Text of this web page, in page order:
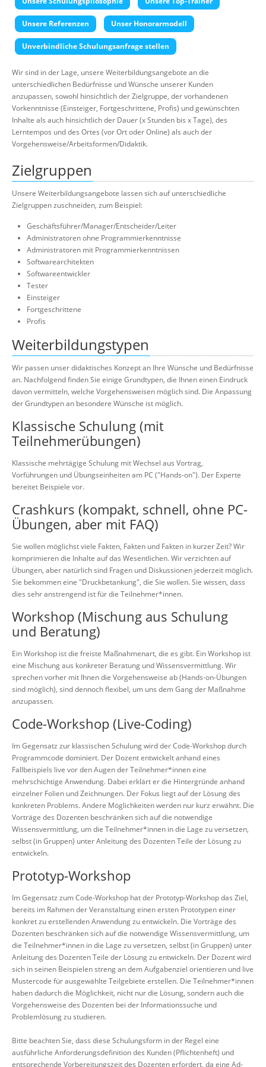
Über uns
Suche
Unsere Referenzen Unser Honorarmodell
Unverbindliche Schulungsanfrage stellen
Wir sind in der Lage, unsere Weiterbildungsangebote an die
unterschiedlichen Bedürfnisse und Wünsche unserer Kunden
anzupassen, sowohl hinsichtlich der Zielgruppe, der vorhandenen
Vorkenntnisse (Einsteiger, Fortgeschrittene, Profis) und gewünschten
Inhalte als auch hinsichtlich der Dauer (x Stunden bis x Tage), des
Lerntempos und des Ortes (vor Ort oder Online) als auch der
Vorgehensweise/Arbeitsformen/Didaktik.
Zielgruppen
Unsere Weiterbildungsangebote lassen sich auf unterschiedliche
Zielgruppen zuschneiden, zum Beispiel:
Geschäftsführer/Manager/Entscheider/Leiter
Administratoren ohne Programmierkenntnisse
Administratoren mit Programmierkenntnissen
Softwarearchitekten
Softwareentwickler
Tester
Einsteiger
Fortgeschrittene
Profis
Weiterbildungstypen
Wir passen unser didaktisches Konzept an Ihre Wünsche und Bedürfnisse
an. Nachfolgend finden Sie einige Grundtypen, die Ihnen einen Eindruck
davon vermitteln, welche Vorgehensweisen möglich sind. Die Anpassung
der Grundtypen an besondere Wünsche ist möglich.
Klassische Schulung (mit
Teilnehmerübungen)
Klassische mehrtägige Schulung mit Wechsel aus Vortrag,
Vorführungen und Übungseinheiten am PC ("Hands-on"). Der Experte
bereitet Beispiele vor.
Crashkurs (kompakt, schnell, ohne PC-
Übungen, aber mit FAQ)
Sie wollen möglichst viele Fakten, Fakten und Fakten in kurzer Zeit? Wir
komprimieren die Inhalte auf das Wesentlichen. Wir verzichten auf
Übungen, aber natürlich sind Fragen und Diskussionen jederzeit möglich.
Sie bekommen eine "Druckbetankung", die Sie wollen. Sie wissen, dass
dies sehr anstrengend ist für die Teilnehmer*innen.
Workshop (Mischung aus Schulung
und Beratung)
Ein Workshop ist die freiste Maßnahmenart, die es gibt. Ein Workshop ist
eine Mischung aus konkreter Beratung und Wissensvermittlung. Wir
sprechen vorher mit Ihnen die Vorgehensweise ab (Hands-on-Übungen
sind möglich), sind dennoch flexibel, um uns dem Gang der Maßnahme
anzupassen.
Code-Workshop (Live-Coding)
Im Gegensatz zur klassischen Schulung wird der Code-Workshop durch
Programmcode dominiert. Der Dozent entwickelt anhand eines
Fallbeispiels live vor den Augen der Teilnehmer*innen eine
mehrschichtige Anwendung. Dabei erklärt er die Hintergründe anhand
einzelner Folien und Zeichnungen. Der Fokus liegt auf der Lösung des
konkreten Problems. Andere Möglichkeiten werden nur kurz erwähnt. Die
Vorträge des Dozenten beschränken sich auf die notwendige
Wissensvermittlung, um die Teilnehmer*innen in die Lage zu versetzen,
selbst (in Gruppen) unter Anleitung des Dozenten Teile der Lösung zu
entwickeln.
Prototyp-Workshop
Im Gegensatz zum Code-Workshop hat der Prototyp-Workshop das Ziel,
bereits im Rahmen der Veranstaltung einen ersten Prototypen einer
konkret zu erstellenden Anwendung zu entwickeln. Die Vorträge des
Dozenten beschränken sich auf die notwendige Wissensvermittlung, um
die Teilnehmer*innen in die Lage zu versetzen, selbst (in Gruppen) unter
Anleitung des Dozenten Teile der Lösung zu entwickeln. Der Dozent wird
sich in seinen Beispielen streng an dem Aufgabenziel orientieren und live
Mustercode für ausgewählte Teilgebiete erstellen. Die Teilnehmer*innen
haben dadurch die Möglichkeit, nicht nur die Lösung, sondern auch die
Vorgehensweise des Dozenten bei der Informationssuche und
Problemlösung zu studieren.
Bitte beachten Sie, dass diese Schulungsform in der Regel eine
ausführliche Anforderungsdefinition des Kunden (Pflichtenheft) und
entsprechende Vorbereitungszeit des Dozenten erfordert, da eine Ad-